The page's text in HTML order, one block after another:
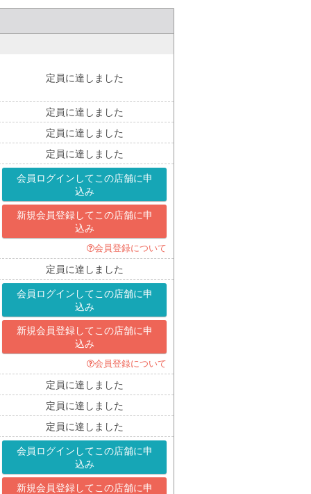
定員に達しました
定員に達しました
定員に達しました
定員に達しました
会員ログインしてこの店舗に申
込み
新規会員登録して この店舗に申
込み
会員登録について
定員に達しました
会員ログインしてこの店舗に申
込み
新規会員登録して この店舗に申
込み
会員登録について
定員に達しました
定員に達しました
定員に達しました
会員ログインしてこの店舗に申
込み
新規会員登録して この店舗に申